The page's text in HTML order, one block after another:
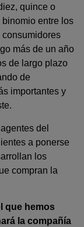
quince o
entre los
más de un año
de largo plazo
de
importantes y
del
a ponerse
los
compran la
que hemos
la compañía